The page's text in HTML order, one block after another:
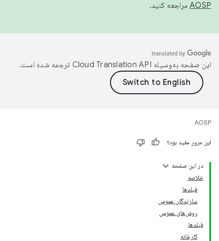
AOSP مراجعه کنید.
این صفحه به‌وسیله ترجمه شده است.
AOSP
این مرور مفید بود؟
در این صفحه
خلاصه
فیلدها
سازندگان عمومی
روش‌های عمومی
فیلدها
کارخانه